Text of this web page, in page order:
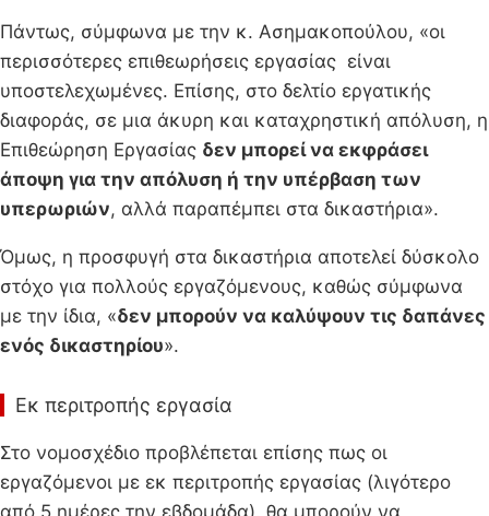
Πάντως, σύμφωνα με την κ. Ασημακοπούλου, «οι
περισσότερες επιθεωρήσεις εργασίας είναι
υποστελεχωμένες. Επίσης, στο δελτίο εργατικής
διαφοράς, σε μια άκυρη και καταχρηστική απόλυση, η
Επιθεώρηση Εργασίας δεν μπορεί να εκφράσει
άποψη για την απόλυση ή την υπέρβαση των
υπερωριών, αλλά παραπέμπει στα δικαστήρια».
Όμως, η προσφυγή στα δικαστήρια αποτελεί δύσκολο
στόχο για πολλούς εργαζόμενους, καθώς σύμφωνα
με την ίδια, «δεν μπορούν να καλύψουν τις δαπάνες
ενός δικαστηρίου».
Εκ περιτροπής εργασία
Στο νομοσχέδιο προβλέπεται επίσης πως οι
εργαζόμενοι με εκ περιτροπής εργασίας (λιγότερο
από 5 ημέρες την εβδομάδα), θα μπορούν να